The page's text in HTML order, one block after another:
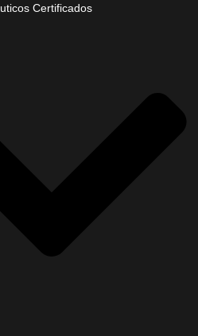
Certificados